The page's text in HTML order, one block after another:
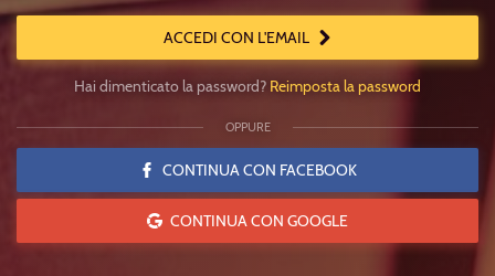
ACCEDI CON L'EMAIL
Hai dimenticato la password? Reimposta la password
OPPURE
CONTINUA CON FACEBOOK
CONTINUA CON GOOGLE